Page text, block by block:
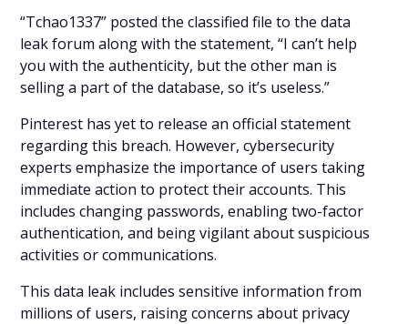
“Tchao1337” posted the classified file to the data
leak forum along with the statement, “I can’t help
you with the authenticity, but the other man is
selling a part of the database, so it’s useless.”
Pinterest has yet to release an official statement
regarding this breach. However, cybersecurity
experts emphasize the importance of users taking
immediate action to protect their accounts. This
includes changing passwords, enabling two-factor
authentication, and being vigilant about suspicious
activities or communications.
This data leak includes sensitive information from
millions of users, raising concerns about privacy